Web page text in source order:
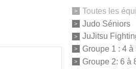
Toutes les
Judo Séniors
JuJitsu
Groupe 1 : 4
Groupe 2: 6 à